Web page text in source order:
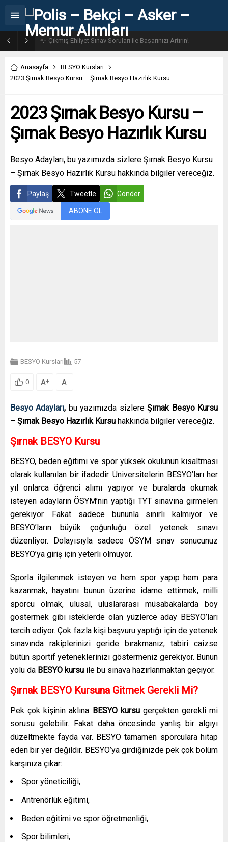
Anasayfa
BESYO Kursları
2023 Şırnak Besyo Kursu – Şırnak Besyo Hazırlık Kursu
2023 Şırnak Besyo Kursu –
Şırnak Besyo Hazırlık Kursu
Besyo Adayları, bu yazımızda sizlere Şırnak Besyo Kursu
– Şırnak Besyo Hazırlık Kursu hakkında bilgiler vereceğiz.
Paylaş Tweetle Gönder
ABONE OL
BESYO Kursları 57
0 A+ A-
Besyo Adayları, bu yazımızda sizlereŞırnak Besyo Kursu
– Şırnak Besyo Hazırlık Kursu hakkında bilgiler vereceğiz.
Şırnak BESYO Kursu
BESYO, beden eğitimi ve spor yüksek okulunun kısaltması
olarak kullanılan bir ifadedir. Üniversitelerin BESYO’ları her
yıl onlarca öğrenci alımı yapıyor ve buralarda okumak
isteyen adayların ÖSYM’nin yaptığı TYT sınavına girmeleri
gerekiyor. Fakat sadece bununla sınırlı kalmıyor ve
BESYO’ların büyük çoğunluğu özel yetenek sınavı
düzenliyor. Dolayısıyla sadece ÖSYM sınav sonucunuz
BESYO’ya giriş için yeterli olmuyor.
Sporla ilgilenmek isteyen ve hem spor yapıp hem para
kazanmak, hayatını bunun üzerine idame ettirmek, milli
sporcu olmak, ulusal, uluslararası müsabakalarda boy
göstermek gibi isteklerde olan yüzlerce aday BESYO’ları
tercih ediyor. Çok fazla kişi başvuru yaptığı için de yetenek
sınavında rakiplerinizi geride bırakmanız, tabiri caizse
bütün sportif yeteneklerinizi göstermeniz gerekiyor. Bunun
yolu da BESYO kursu ile bu sınava hazırlanmaktan geçiyor.
Şırnak BESYO Kursuna Gitmek Gerekli Mi?
Pek çok kişinin aklına BESYO kursu gerçekten gerekli mi
sorusu gelebilir. Fakat daha öncesinde yanlış bir algıyı
düzeltmekte fayda var. BESYO tamamen sporculara hitap
eden bir yer değildir. BESYO’ya girdiğinizde pek çok bölüm
karşınıza çıkar:
Spor yöneticiliği,
Antrenörlük eğitimi,
Beden eğitimi ve spor öğretmenliği,
Spor bilimleri,